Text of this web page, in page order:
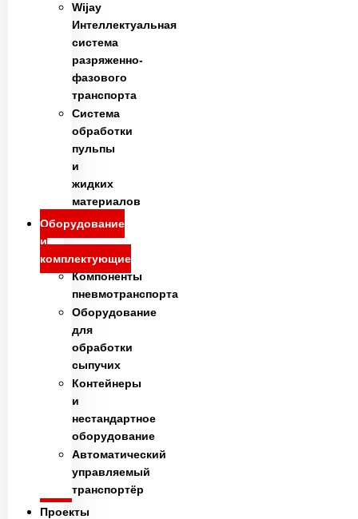
Wijay
Интеллектуальная
система
разряженно-
фазового
транспорта
Система
обработки
пульпы
и
жидких
материалов
Оборудование
и
комплектующие
Компоненты
пневмотранспорта
Оборудование
для
обработки
сыпучих
Контейнеры
и
нестандартное
оборудование
Автоматический
управляемый
транспортёр
Проекты